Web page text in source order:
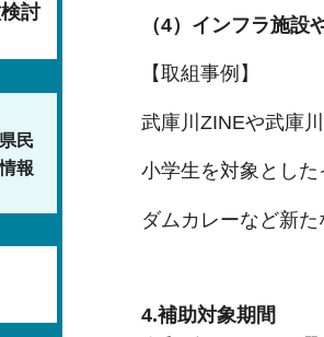
討
民
報
（4）インフラ施
【取組事例】
武庫川ZINEや武庫
小学生を対象とし
ダムカレーなど新
4.補助対象期間